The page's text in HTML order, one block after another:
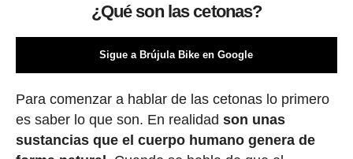
¿Qué son las cetonas?
Sigue a Brújula Bike en Google
Para comenzar a hablar de las cetonas lo primero
es saber lo que son. En realidad son unas
sustancias que el cuerpo humano genera de